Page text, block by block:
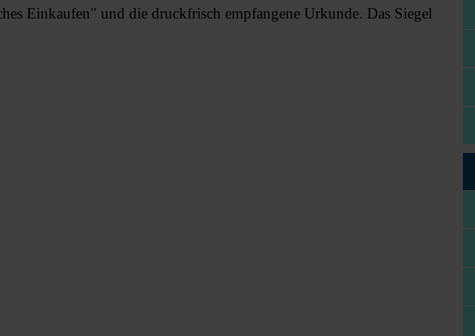
Einkaufen" und die druckfrisch empfangene Urkunde. Das Siegel